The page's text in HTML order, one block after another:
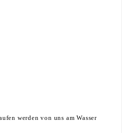
werden von uns am Wasser